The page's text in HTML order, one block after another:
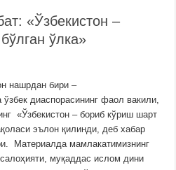
«Ўзбекистон –
ўлка»
нашрдан бири –
диаспорасининг фаол вакили,
«Ўзбекистон – бориб кўриш шарт
эълон қилинди, деб хабар
Материалда мамлакатимизнинг
муқаддас ислом дини